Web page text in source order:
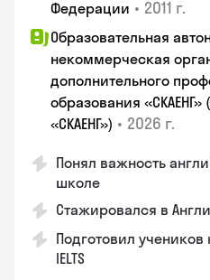
Федерации • 2011 г.
Образовательная
некоммерческая
дополнительного
образования «СКАЕНГ»
«СКАЕНГ») • 2026 г.
Понял важность
школе
Стажировался в
Подготовил
IELTS